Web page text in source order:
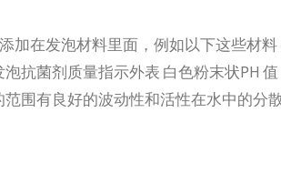
加在发泡材料里面，例如以下这些材料
泡抗菌剂质量指示外表 白色粉末状PH 值
范围有良好的波动性和活性在水中的分